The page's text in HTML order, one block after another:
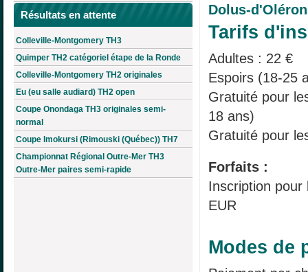
Résultats en attente
Colleville-Montgomery TH3
Quimper TH2 catégoriel étape de la Ronde
Colleville-Montgomery TH2 originales
Eu (eu salle audiard) TH2 open
Coupe Onondaga TH3 originales semi-
normal
Coupe Imokursi (Rimouski (Québec)) TH7
Championnat Régional Outre-Mer TH3
Outre-Mer paires semi-rapide
Dolus-
Tarifs
Adultes : 22 €
Espoirs (18-25
Gratuité pour
18 ans)
Gratuité pour
Forfaits :
Inscription pour
EUR
Modes de